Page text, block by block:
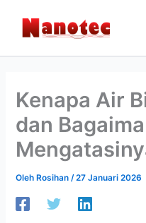
konten
Kenapa Air
dan
OlehRosihan /27 Januari 2026